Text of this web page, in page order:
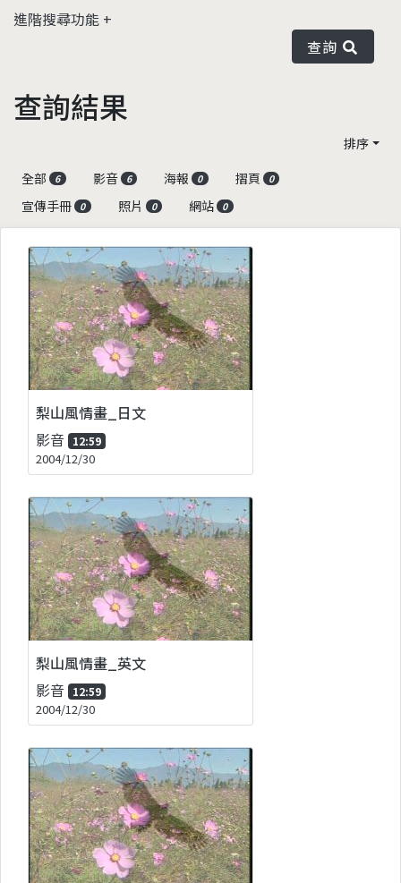
進階搜尋功能
查詢
查詢結果
排序
全部
6 影音 6 海報 0 摺頁 0
宣傳手冊 0 照片 0 網站 0
梨山風情畫_日文
影音 12:59
2004/12/30
梨山風情畫_英文
影音 12:59
2004/12/30